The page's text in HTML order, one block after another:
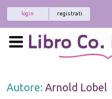
registrati
login
Autore: Arnold Lobel